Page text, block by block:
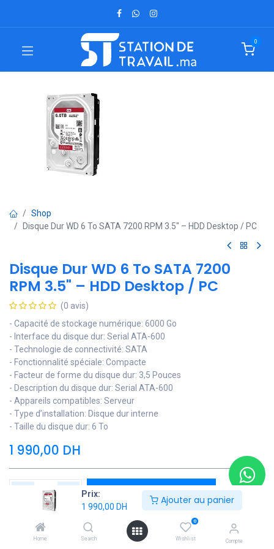
Prix:
1 990,00 DH
Ajouter au panier
Home Search
0
Wishlist Compte
0
Shop
Disque Dur WD 6 To SATA 7200 RPM 3.5" – HDD Desktop / PC
Disque Dur WD 6 To SATA 7200
RPM 3.5" – HDD Desktop / PC
(0 avis)
- Capacité de stockage numérique: 6000 Go
- Interface du disque dur: Serial ATA-600
- Technologie de connectivité: SATA
- Fonctionnalité spéciale: Compacte
- Facteur de forme du disque dur: 3,5 Pouces
- Description du disque dur: Serial ATA-600
- Appareils compatibles: Serveur
- Type d’installation: Disque dur interne
- Taille du disque dur: 6 To
1 990,00 DH
Ajouter au panier
Ajouter à la liste de souhaits
Contactez Nous